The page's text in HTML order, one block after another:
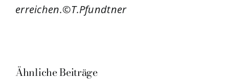
erreichen.©T.Pfundtner
Ähnliche Beiträge